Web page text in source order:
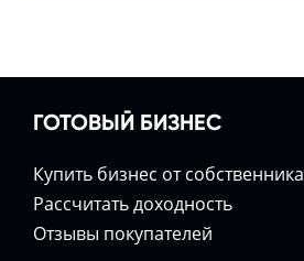
ГОТОВЫЙ БИЗНЕС
Купить бизнес от собственника
Расcчитать доходность
Отзывы покупателей